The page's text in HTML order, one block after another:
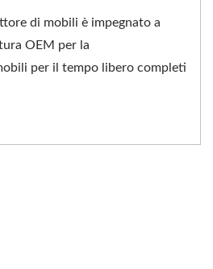
di mobili è impegnato a
OEM per la
per il tempo libero completi